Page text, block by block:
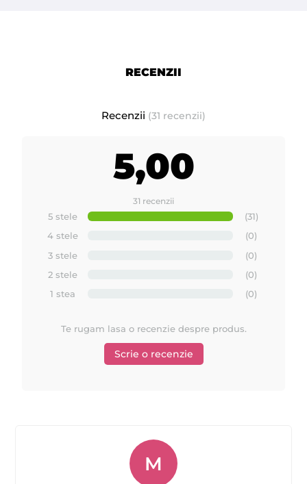
- depozitati produsul într-un loc uscat si răcoros.
RECENZII
Recenzii (31 recenzii)
5,00
31 recenzii
5 stele
(31)
4 stele
(0)
3 stele
(0)
2 stele
(0)
1 stea
(0)
Te rugam lasa o recenzie despre produs.
Scrie o recenzie
M